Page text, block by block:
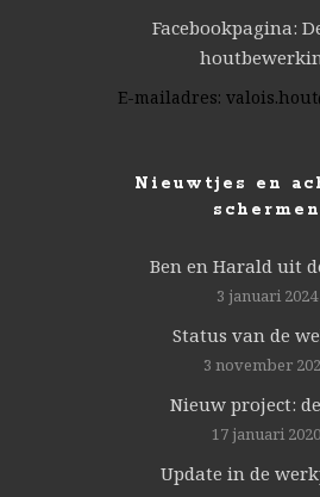
Facebookpagina:
E-mailadres:
Nieuwtjes en
schermen
Ben en Harald uit
3 januari 2024
Status van de
3 november
Nieuw project:
17 januari 2020
Update in de